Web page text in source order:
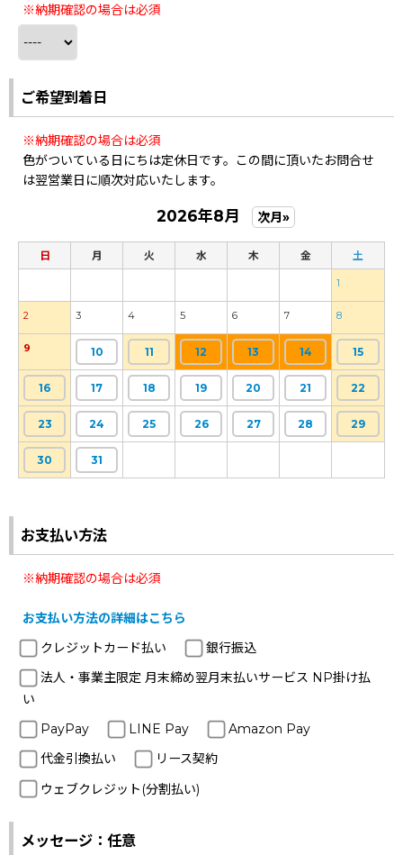
※納期確認の場合は必須
ご希望到着日
※納期確認の場合は必須
色がついている日にちは定休日です。この間に頂いたお問合せ
は翌営業日に順次対応いたします。
2026年8月 次月»
日 月 火 水 木 金 土
1
2 3 4 5 6 7 8
9 10 11 12 13 14 15
16 17 18 19 20 21 22
23 24 25 26 27 28 29
30 31
お支払い方法
※納期確認の場合は必須
お支払い方法の詳細はこちら
クレジットカード払い
銀行振込
法人・事業主限定 月末締め翌月末払いサービス NP掛け払
い
PayPay
LINE Pay
Amazon Pay
代金引換払い
リース契約
ウェブクレジット(分割払い)
メッセージ：任意